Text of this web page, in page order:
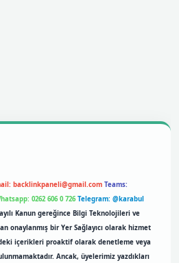
backlinkpaneli@gmail.com Teams:
0262 606 0 726 Telegram: @karabul
Kanun gereğince Bilgi Teknolojileri ve
onaylanmış bir Yer Sağlayıcı olarak hizmet
içerikleri proaktif olarak denetleme veya
Ancak, üyelerimiz yazdıkları